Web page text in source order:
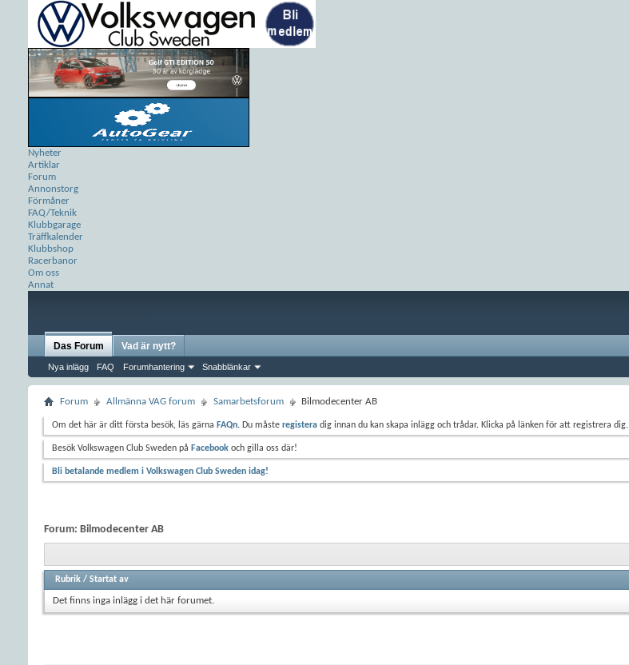
Nyheter
Artiklar
Forum
Annonstorg
Förmåner
FAQ/Teknik
Klubbgarage
Träffkalender
Klubbshop
Racerbanor
Om oss
Annat
Das Forum
Nya inlägg FAQ Forumhantering Snabblänkar
Vad är nytt?
Forum Allmänna VAG forum Samarbetsforum Bilmodecenter AB
Om det här är ditt första besök, läs gärna FAQn. Du måste registera dig innan du kan skapa inlägg och trådar. Klicka på länken för att registrera dig.
Besök Volkswagen Club Sweden på Facebook och gilla oss där!
Bli betalande medlem i Volkswagen Club Sweden idag!
Forum: Bilmodecenter AB
Rubrik / Startat av
Det finns inga inlägg i det här forumet.